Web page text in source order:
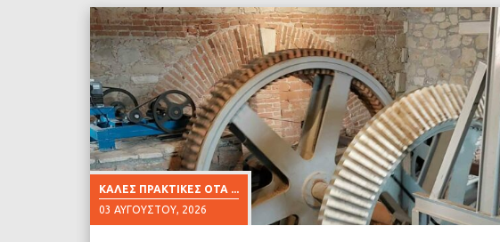
ΚΑΛΈΣ ΠΡΑΚΤΙΚΈΣ ΟΤΑ ...
03 ΑΥΓΟΎΣΤΟΥ, 2026